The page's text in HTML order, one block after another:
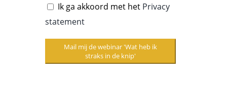
Ik ga akkoord met het Privacy
statement